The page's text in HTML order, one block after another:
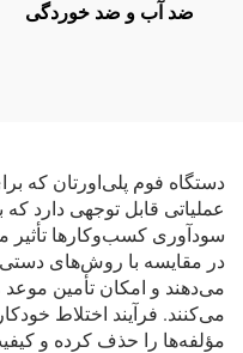
ضد آب و ضد خوردگی
دستگاه فوم پلی‌اورتان که
عملیاتی قابل توجهی دارد
سودآوری کسب‌وکارها تأثیر
در مقایسه با روش‌های
می‌دهند و امکان تأمین
می‌کنند. فرآیند اختلاط
مؤلفه‌ها را حذف کرده و